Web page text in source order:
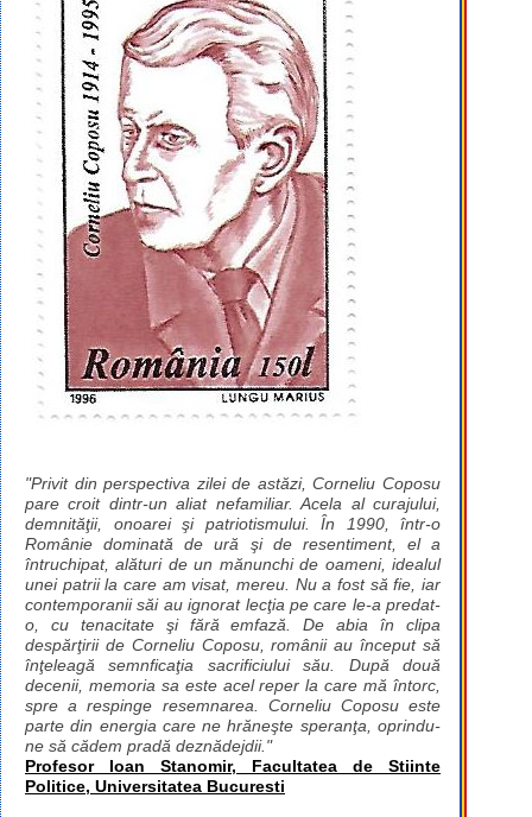
"Privit din perspectiva zilei de astăzi, Corneliu Coposu
pare croit dintr-un aliat nefamiliar. Acela al curajului,
demnităţii, onoarei şi patriotismului. În 1990, într-o
Românie dominată de ură şi de resentiment, el a
întruchipat, alături de un mănunchi de oameni, idealul
unei patrii la care am visat, mereu. Nu a fost să fie, iar
contemporanii săi au ignorat lecţia pe care le-a predat-
o, cu tenacitate şi fără emfază. De abia în clipa
despărţirii de Corneliu Coposu, românii au început să
înţeleagă semnficaţia sacrificiului său. După două
decenii, memoria sa este acel reper la care mă întorc,
spre a respinge resemnarea. Corneliu Coposu este
parte din energia care ne hrăneşte speranţa, oprindu-
ne să cădem pradă deznădejdii."
Profesor Ioan Stanomir, Facultatea de Stiinte
Politice, Universitatea Bucuresti